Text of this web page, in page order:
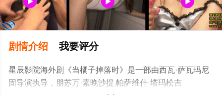
剧情介绍 我要评分
星辰影院海外剧《当橘子掉落时》是一部由西瓦·萨瓦玛尼
固导演执导，朋苏万·素晚沙提,帕萨维什·塔玛松吉